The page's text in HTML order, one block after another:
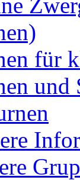
für
und